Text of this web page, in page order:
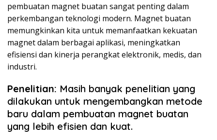
pembuatan magnet buatan sangat penting dalam
perkembangan teknologi modern. Magnet buatan
memungkinkan kita untuk memanfaatkan kekuatan
magnet dalam berbagai aplikasi, meningkatkan
efisiensi dan kinerja perangkat elektronik, medis, dan
industri.
Penelitian: Masih banyak penelitian yang
dilakukan untuk mengembangkan metode
baru dalam pembuatan magnet buatan
yang lebih efisien dan kuat.